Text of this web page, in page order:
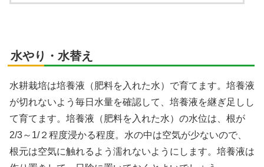
水やり・水替え
水耕栽培は培養液（肥料を入れた水）で育てます。培養液
が切れないよう毎日水量を確認して、培養液を継ぎ足しし
て育てます。培養液（肥料を入れた水）の水位は、根が
2/3～1/２程度浸かる程度。水の中は空気が少ないので、
根元は空気に触れるよう濡れないようにします。培養液は